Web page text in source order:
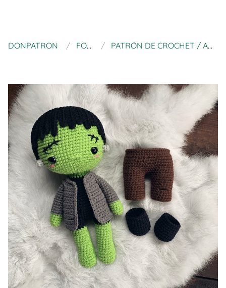
DONPATRON FOOKOLKI PATRÓN DE CROCHET / AMIGURUMI FRANKENSTEIN